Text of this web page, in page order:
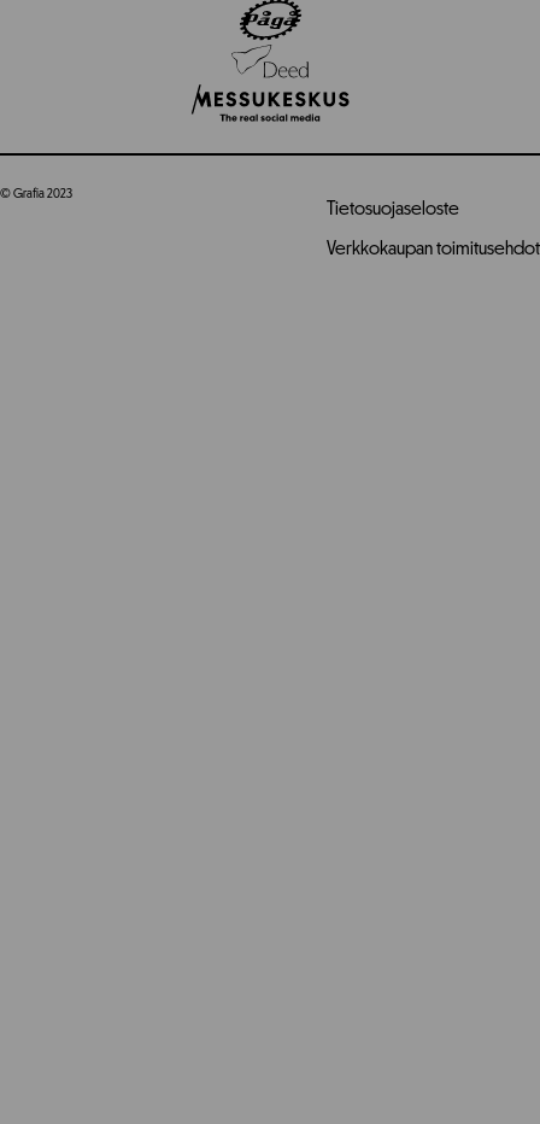
© Grafia 2023
Tietosuojaseloste
Verkkokaupan toimitusehdot